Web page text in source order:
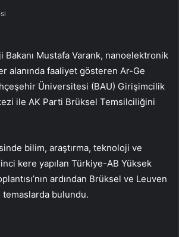
Bakanı Mustafa Varank, nanoelektronik
alanında faaliyet gösteren Ar-Ge
Üniversitesi (BAU) Girişimcilik
ile AK Parti Brüksel Temsilciliğini
bilim, araştırma, teknoloji ve
kere yapılan Türkiye-AB Yüksek
ardından Brüksel ve Leuven
bulundu.